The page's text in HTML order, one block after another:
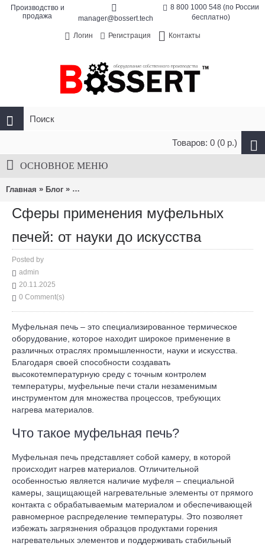
Производство и
продажа
manager@bossert.tech
8 800 1000 548 (по России
бесплатно)
Логин Регистрация Контакты
Товаров: 0 (0 р.)
ОСНОВНОЕ МЕНЮ
Главная » Блог » Сферы применения муфельных печей: от науки
Сферы применения муфельных
печей: от науки до искусства
Posted by
admin
20.11.2025
0 Comment(s)
Муфельная печь – это специализированное термическое
оборудование, которое находит широкое применение в
различных отраслях промышленности, науки и искусства.
Благодаря своей способности создавать
высокотемпературную среду с точным контролем
температуры, муфельные печи стали незаменимым
инструментом для множества процессов, требующих
нагрева материалов.
Что такое муфельная печь?
Муфельная печь представляет собой камеру, в которой
происходит нагрев материалов. Отличительной
особенностью является наличие муфеля – специальной
камеры, защищающей нагревательные элементы от прямого
контакта с обрабатываемым материалом и обеспечивающей
равномерное распределение температуры. Это позволяет
избежать загрязнения образцов продуктами горения
нагревательных элементов и поддерживать стабильный